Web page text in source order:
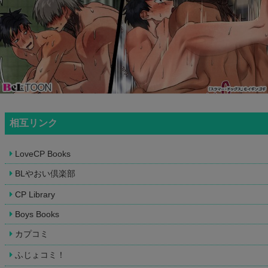
相互リンク
LoveCP Books
BLやおい倶楽部
CP Library
Boys Books
カプコミ
ふじょコミ！